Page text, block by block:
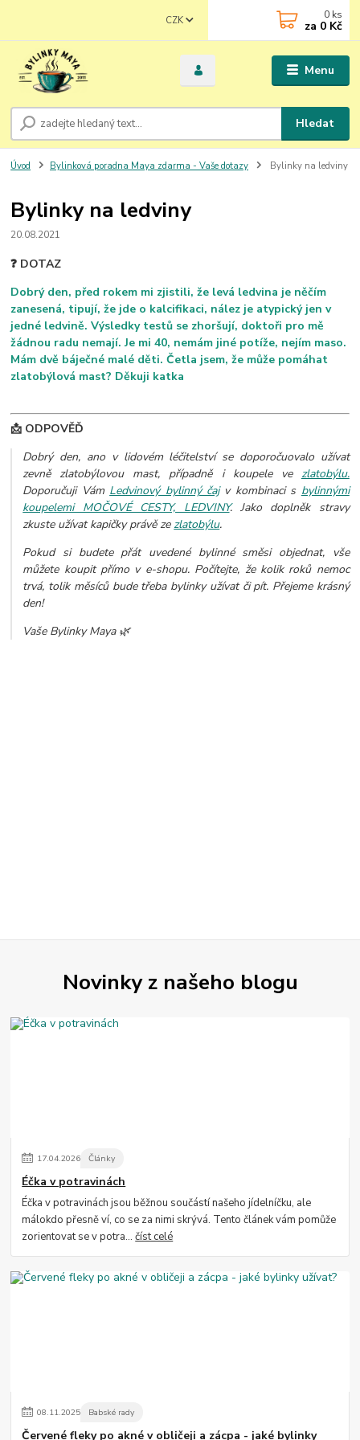
Menu
CZK
Hledat
0 ks
za 0 Kč
Úvod Bylinková poradna Maya zdarma - Vaše dotazy Bylinky na ledviny
Bylinky na ledviny
20.08.2021
❓ DOTAZ
Dobrý den, před rokem mi zjistili, že levá ledvina je něčím
zanesená, tipují, že jde o kalcifikaci, nález je atypický jen v
jedné ledvině. Výsledky testů se zhoršují, doktoři pro mě
žádnou radu nemají. Je mi 40, nemám jiné potíže, nejím maso.
Mám dvě báječné malé děti. Četla jsem, že může pomáhat
zlatobýlová mast? Děkuji katka
📩 ODPOVĚĎ
Dobrý den, ano v lidovém léčitelství se doporočuovalo užívat
zevně zlatobýlovou mast, případně i koupele ve zlatobýlu.
Doporučuji Vám Ledvinový bylinný čajv kombinaci s bylinnými
koupelemi MOČOVÉ CESTY, LEDVINY. Jako doplněk stravy
zkuste užívat kapičky právě zezlatobýlu.
Pokud si budete přát uvedené bylinné směsi objednat, vše
můžete koupit přímo v e-shopu. Počítejte, že kolik roků nemoc
trvá, tolik měsíců bude třeba bylinky užívat či pít. Přejeme krásný
den!
Vaše Bylinky Maya 🌿
Novinky z našeho blogu
17.04.2026 Články
Éčka v potravinách
Éčka v potravinách jsou běžnou součástí našeho jídelníčku, ale
málokdo přesně ví, co se za nimi skrývá. Tento článek vám pomůže
zorientovat se v potra...číst celé
08.11.2025 Babské rady
Červené fleky po akné v obličeji a zácpa - jaké bylinky